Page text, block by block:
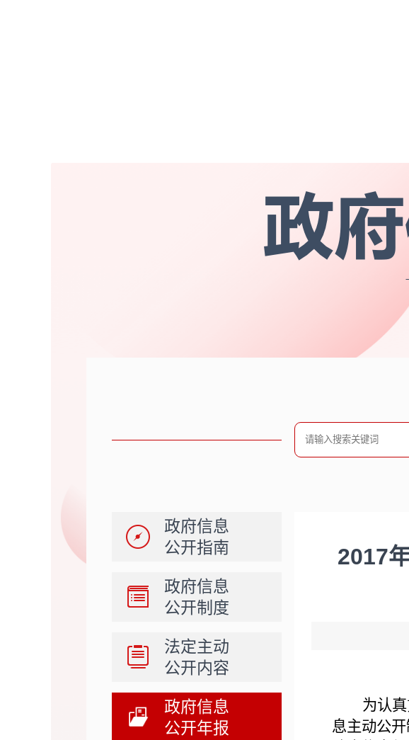
政府信息
公开指南
政府信息
公开制度
法定主动
公开内容
政府信息
公开年报
2017
为认
息主动公